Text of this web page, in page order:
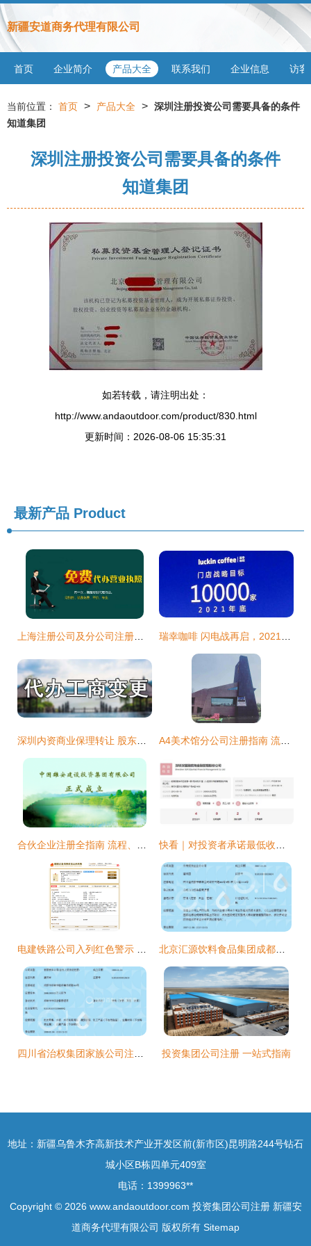
新疆安道商务代理有限公司
首页 企业简介 产品大全 联系我们 企业信息 访客
当前位置： 首页 > 产品大全 > 深圳注册投资公司需要具备的条件
知道集团
深圳注册投资公司需要具备的条件
知道集团
如若转载，请注明出处：
http://www.andaoutdoor.com/product/830.html
更新时间：2026-08-06 15:35:31
最新产品 Product
投资集团公司注册 一站式指南
地址：新疆乌鲁木齐高新技术产业开发区前(新市区)昆明路244号钻石
城小区B栋四单元409室
电话：1399963**
Copyright © 2026 www.andaoutdoor.com 投资集团公司注册 新疆安
道商务代理有限公司 版权所有 Sitemap